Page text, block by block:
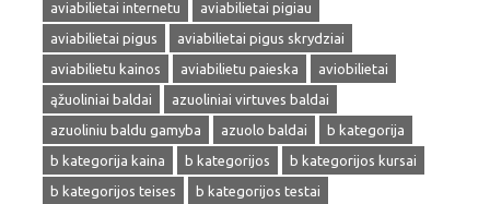
aviabilietai internetu
aviabilietai pigiau
aviabilietai pigus
aviabilietai pigus skrydziai
aviabilietu kainos
aviabilietu paieska
aviobilietai
ąžuoliniai baldai
azuoliniai virtuves baldai
azuoliniu baldu gamyba
azuolo baldai
b kategorija
b kategorija kaina
b kategorijos
b kategorijos kursai
b kategorijos teises
b kategorijos testai